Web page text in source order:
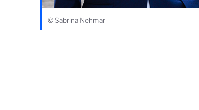
© Sabrina Nehmar